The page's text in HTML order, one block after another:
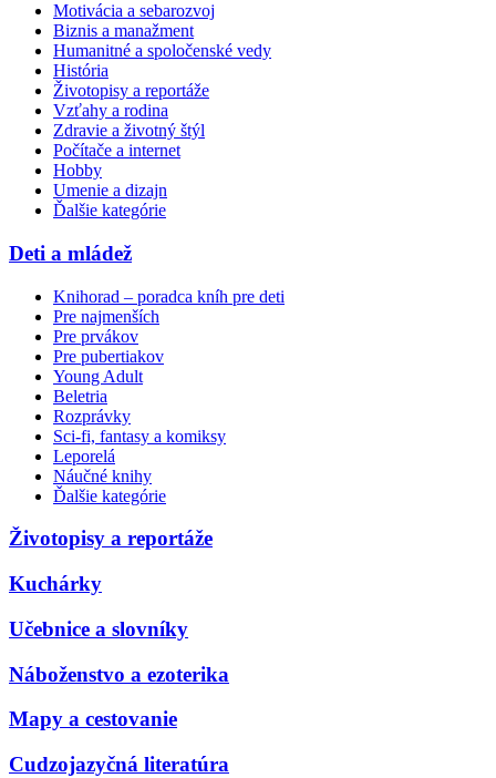
Motivácia a sebarozvoj
Biznis a manažment
Humanitné a spoločenské vedy
História
Životopisy a reportáže
Vzťahy a rodina
Zdravie a životný štýl
Počítače a internet
Hobby
Umenie a dizajn
Ďalšie kategórie
Deti a mládež
Knihorad – poradca kníh pre deti
Pre najmenších
Pre prvákov
Pre pubertiakov
Young Adult
Beletria
Rozprávky
Sci-fi, fantasy a komiksy
Leporelá
Náučné knihy
Ďalšie kategórie
Životopisy a reportáže
Kuchárky
Učebnice a slovníky
Náboženstvo a ezoterika
Mapy a cestovanie
Cudzojazyčná literatúra